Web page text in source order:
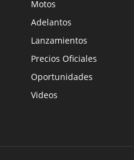
Motos
Adelantos
Lanzamientos
Precios Oficiales
Oportunidades
Videos